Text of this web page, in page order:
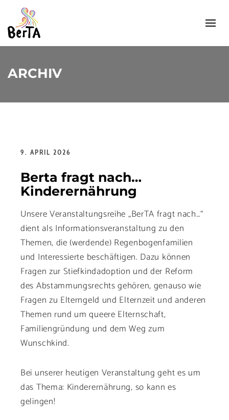
ARCHIV
9. APRIL 2026
Berta fragt nach…
Kinderernährung
Unsere Veranstaltungsreihe „BerTA fragt nach…“
dient als Informationsveranstaltung zu den
Themen, die (werdende) Regenbogenfamilien
und Interessierte beschäftigen. Dazu können
Fragen zur Stiefkindadoption und der Reform
des Abstammungsrechts gehören, genauso wie
Fragen zu Elterngeld und Elternzeit und anderen
Themen rund um queere Elternschaft,
Familiengründung und dem Weg zum
Wunschkind.
Bei unserer heutigen Veranstaltung geht es um
das Thema: Kinderernährung, so kann es
gelingen!